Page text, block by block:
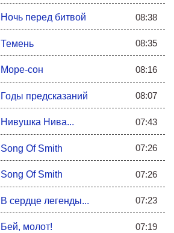
Ночь перед битвой 08:38
Темень 08:35
Море-сон 08:16
Годы предсказаний 08:07
Нивушка Нива... 07:43
Song Of Smith 07:26
Song Of Smith 07:26
В сердце легенды... 07:23
Бей, молот! 07:19